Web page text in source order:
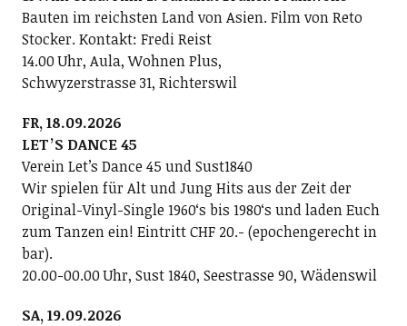
Bauten im reichsten Land von Asien. Film von Reto
Stocker. Kontakt: Fredi Reist
14.00 Uhr, Aula, Wohnen Plus,
Schwyzerstrasse 31, Richterswil
FR, 18.09.2026
LETʼS DANCE 45
Verein Letʼs Dance 45 und Sust1840
Wir spielen für Alt und Jung Hits aus der Zeit der
Original-Vinyl-Single 1960ʻs bis 1980ʻs und laden Euch
zum Tanzen ein! Eintritt CHF 20.- (epochengerecht in
bar).
20.00-00.00 Uhr, Sust 1840, Seestrasse 90, Wädenswil
SA, 19.09.2026